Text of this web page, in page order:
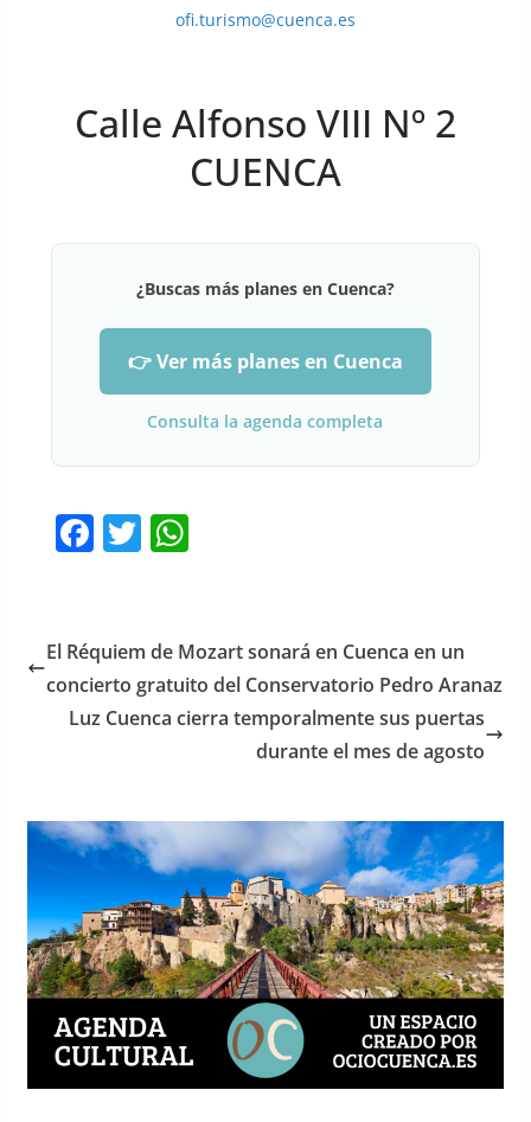
ofi.turismo@cuenca.es
Calle Alfonso VIII Nº 2
CUENCA
¿Buscas más planes en Cuenca?
👉 Ver más planes en Cuenca
Consulta la agenda completa
F
e
b
o
T
er
W
s
A
p
El Réquiem de Mozart sonará en Cuenca en un
concierto gratuito del Conservatorio Pedro Aranaz
Luz Cuenca cierra temporalmente sus puertas
durante el mes de agosto